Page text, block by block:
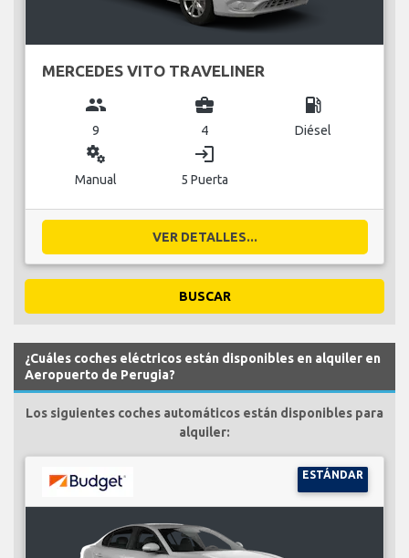
MERCEDES VITO TRAVELINER
group
9
business_center
4
local_gas_station
Diésel
miscellaneous_services
Manual
login
5 Puerta
VER DETALLES...
BUSCAR
¿Cuáles coches eléctricos están disponibles en alquiler en
Aeropuerto de Perugia?
Los siguientes coches automáticos están disponibles para
alquiler:
ESTÁNDAR